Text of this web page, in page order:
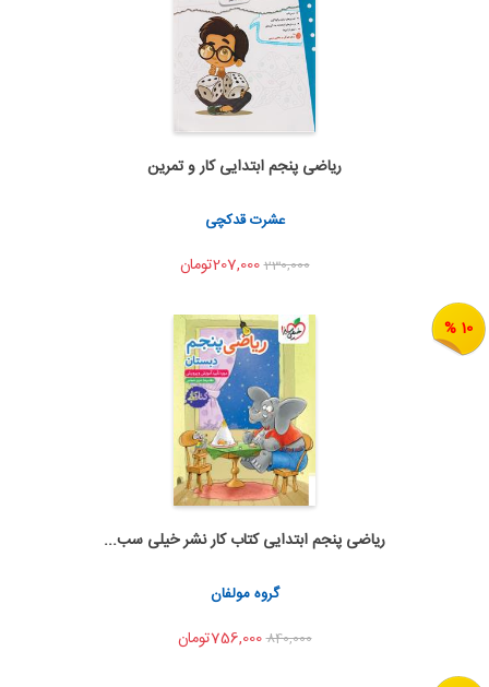
اضافه به سبد خرید
اشتراک گذاری
ریاضی پنجم ابتدایی کار و تمرین
عشرت قدکچی
230,000207,000تومان
10 %
اضافه به سبد خرید
اشتراک گذاری
ریاضی پنجم ابتدایی کتاب کار نشر خیلی سب...
گروه مولفان
840,000756,000تومان